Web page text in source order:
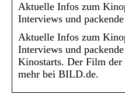
Aktuelle Infos zum
Interviews und
Aktuelle Infos zum
Interviews und
Kinostarts. Der Film
mehr bei BILD.de.